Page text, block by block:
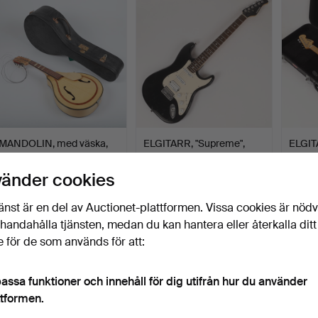
MANDOLIN, med väska,
Klubbades 3 jul 2026
bud
USD
ELGITARR, "Supreme",
32 USD 264
cookies
är en del av Auctionet-plattformen. Vissa cookies är
tjänsten, medan du kan hantera eller återkalla ditt
för de som används för att:
funktioner och innehåll för dig utifrån hur du använder